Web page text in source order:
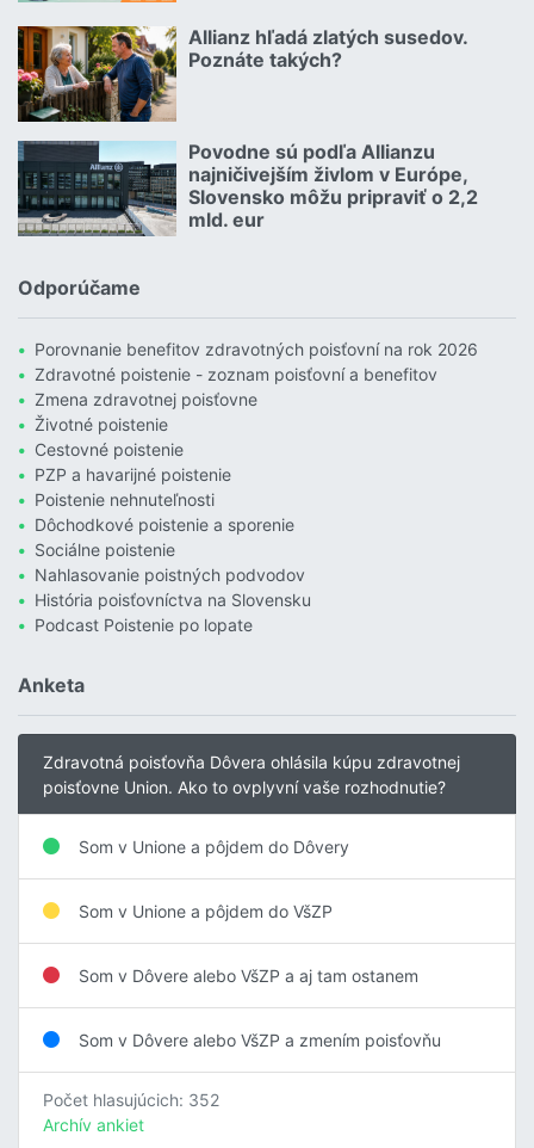
Allianz hľadá zlatých susedov.
Poznáte takých?
08.07.2026 |
Povodne sú podľa Allianzu
najničivejším živlom v Európe,
Slovensko môžu pripraviť o 2,2
mld. eur
23.07.2026 |
Odporúčame
Porovnanie benefitov zdravotných poisťovní na rok 2026
Zdravotné poistenie - zoznam poisťovní a benefitov
Zmena zdravotnej poisťovne
Životné poistenie
Cestovné poistenie
PZP a havarijné poistenie
Poistenie nehnuteľnosti
Dôchodkové poistenie a sporenie
Sociálne poistenie
Nahlasovanie poistných podvodov
História poisťovníctva na Slovensku
Podcast Poistenie po lopate
Anketa
Zdravotná poisťovňa Dôvera ohlásila kúpu zdravotnej
poisťovne Union. Ako to ovplyvní vaše rozhodnutie?
Som v Unione a pôjdem do Dôvery
Som v Unione a pôjdem do VšZP
Som v Dôvere alebo VšZP a aj tam ostanem
Som v Dôvere alebo VšZP a zmením poisťovňu
Počet hlasujúcich: 352
Archív ankiet